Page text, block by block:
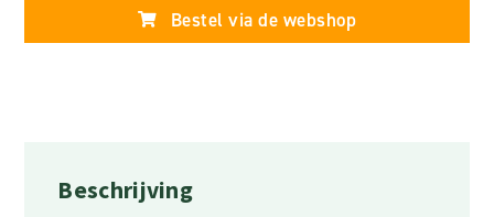
Bestel via de webshop
Beschrijving